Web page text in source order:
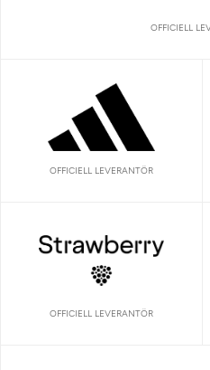
OFFICIELL
OFFICIELL LEVERANTÖR
OFFICIELL LEVERANTÖR